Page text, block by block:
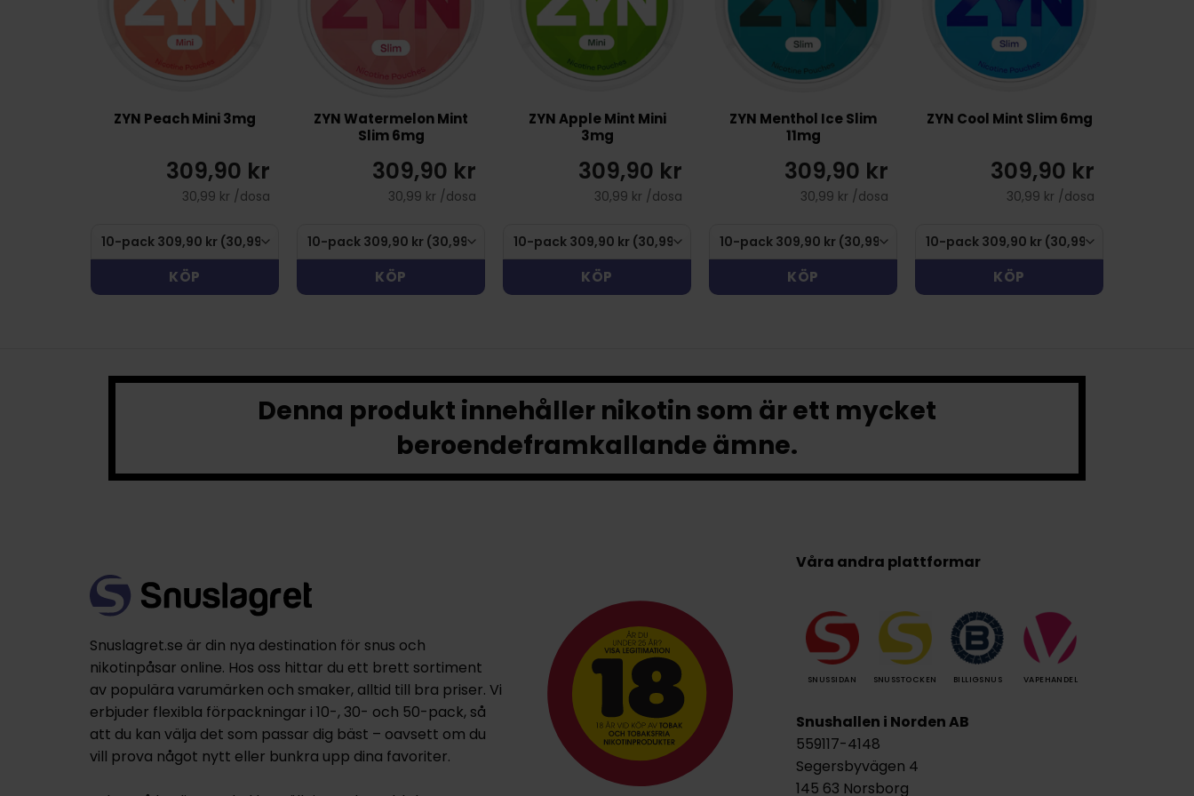
ZYN Peach Mini 3mg
309,90 kr
30,99 kr /dosa
KÖP
ZYN Watermelon Mint
Slim 6mg
309,90 kr
30,99 kr /dosa
KÖP
ZYN Apple Mint Mini
3mg
309,90 kr
30,99 kr /dosa
KÖP
ZYN Menthol Ice Slim
11mg
309,90 kr
30,99 kr /dosa
KÖP
ZYN Cool Mint Slim 6mg
309,90 kr
30,99 kr /dosa
KÖP
Denna produkt innehåller nikotin som är ett mycket
beroendeframkallande ämne.
Snuslagret.se är din nya destination för snus och
nikotinpåsar online. Hos oss hittar du ett brett sortiment
av populära varumärken och smaker, alltid till bra priser. Vi
erbjuder flexibla förpackningar i 10-, 30- och 50-pack, så
att du kan välja det som passar dig bäst – oavsett om du
vill prova något nytt eller bunkra upp dina favoriter.
Våra andra plattformar
SNUSSIDAN SNUSSTOCKEN BILLIGSNUS VAPEHANDEL
Snushallen i Norden AB
559117-4148
Segersbyvägen 4
145 63 Norsborg